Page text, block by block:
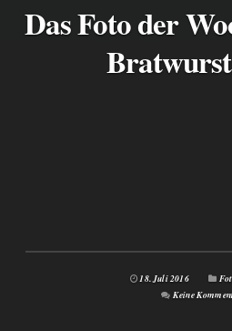
Das Foto der
18. Juli 2016
Keine